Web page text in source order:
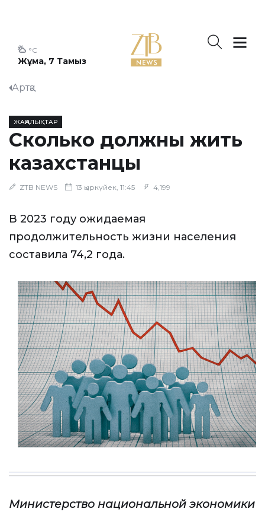
Жұма, 7 Тамыз
°C
Артқа
ЖАҢАЛЫҚТАР
Сколько должны жить
казахстанцы
ZTB NEWS 13 қыркүйек, 11:45 4,199
В 2023 году ожидаемая
продолжительность жизни населения
составила 74,2 года.
Министерство национальной экономики